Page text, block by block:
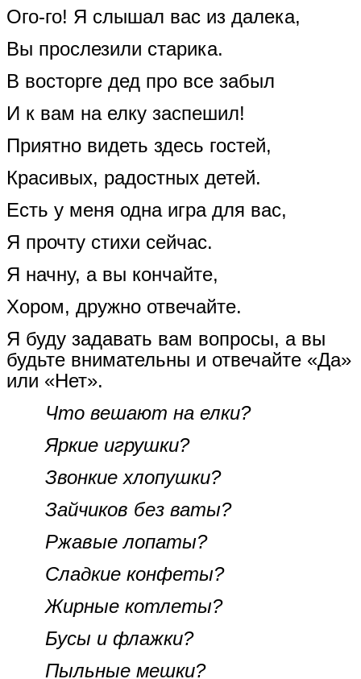
Ого-го! Я слышал вас из далека,
Вы прослезили старика.
В восторге дед про все забыл
И к вам на елку заспешил!
Приятно видеть здесь гостей,
Красивых, радостных детей.
Есть у меня одна игра для вас,
Я прочту стихи сейчас.
Я начну, а вы кончайте,
Хором, дружно отвечайте.
Я буду задавать вам вопросы, а вы
будьте внимательны и отвечайте «Да»
или «Нет».
Что вешают на елки?
Яркие игрушки?
Звонкие хлопушки?
Зайчиков без ваты?
Ржавые лопаты?
Сладкие конфеты?
Жирные котлеты?
Бусы и флажки?
Пыльные мешки?